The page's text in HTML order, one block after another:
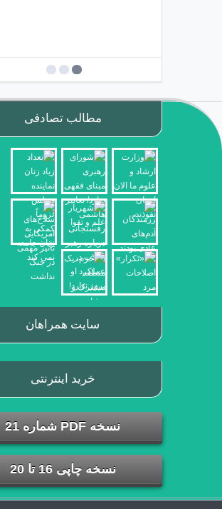
مطالب تصادفی
سایت همراهان
خرید اینترنتی
نسخه PDF شماره 21
نسخه چاپی 16 تا 20